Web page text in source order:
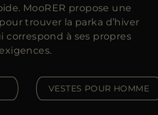
MooRER propose une
trouver la parka d’hiver
correspond à ses propres
VESTES POUR HOMME